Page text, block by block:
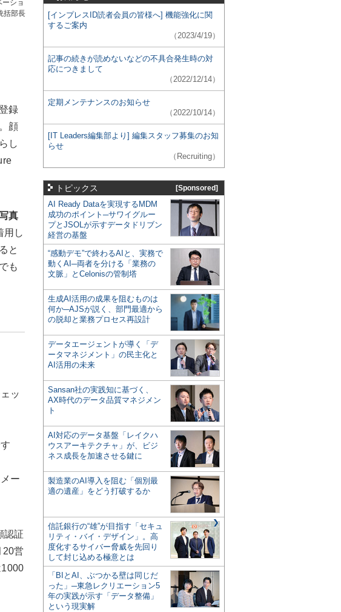
ーショ
括部長
録
顔
し
真
用し
と
も
ッ
ー
認証
20営
[インプレスID読者会員の皆様へ] 機能強化に関
するご案内
（2023/4/19）
記事の続きが読めないなどの不具合発生時の対
応につきまして
（2022/12/14）
定期メンテナンスのお知らせ
（2022/10/14）
[IT Leaders編集部より] 編集スタッフ募集のお知
らせ
（Recruiting）
トピックス [Sponsored]
AI Ready Dataを実現するMDM
成功のポイント─サワイグルー
プとJSOLが示すデータドリブン
経営の基盤
“感動デモ”で終わるAIと、実務で
動くAI─両者を分ける「業務の
文脈」とCelonisの管制塔
生成AI活用の成果を阻むものは
何か─AJSが説く、部門最適から
の脱却と業務プロセス再設計
データエージェントが導く「デ
ータマネジメント」の民主化と
AI活用の未来
Sansan社の実践知に基づく、
AX時代のデータ品質マネジメン
ト
AI対応のデータ基盤「レイクハ
ウスアーキテクチャ」が、ビジ
ネス成長を加速させる鍵に
製造業のAI導入を阻む「個別最
適の遺産」をどう打破するか
信託銀行の“雄”が目指す「セキュ
リティ・バイ・デザイン」。高
度化するサイバー脅威を先回り
して封じ込める極意とは
「BIとAI、ぶつかる壁は同じだ
った」─東急レクリエーション5
年の実践が示す「データ整備」
という現実解